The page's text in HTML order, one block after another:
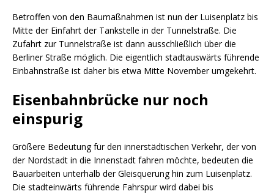
Betroffen von den Baumaßnahmen ist nun der Luisenplatz bis
Mitte der Einfahrt der Tankstelle in der Tunnelstraße. Die
Zufahrt zur Tunnelstraße ist dann ausschließlich über die
Berliner Straße möglich. Die eigentlich stadtauswärts führende
Einbahnstraße ist daher bis etwa Mitte November umgekehrt.
Eisenbahnbrücke nur noch
einspurig
Größere Bedeutung für den innerstädtischen Verkehr, der von
der Nordstadt in die Innenstadt fahren möchte, bedeuten die
Bauarbeiten unterhalb der Gleisquerung hin zum Luisenplatz.
Die stadteinwärts führende Fahrspur wird dabei bis